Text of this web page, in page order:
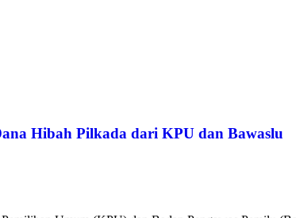
Hibah Pilkada dari KPU dan Bawaslu